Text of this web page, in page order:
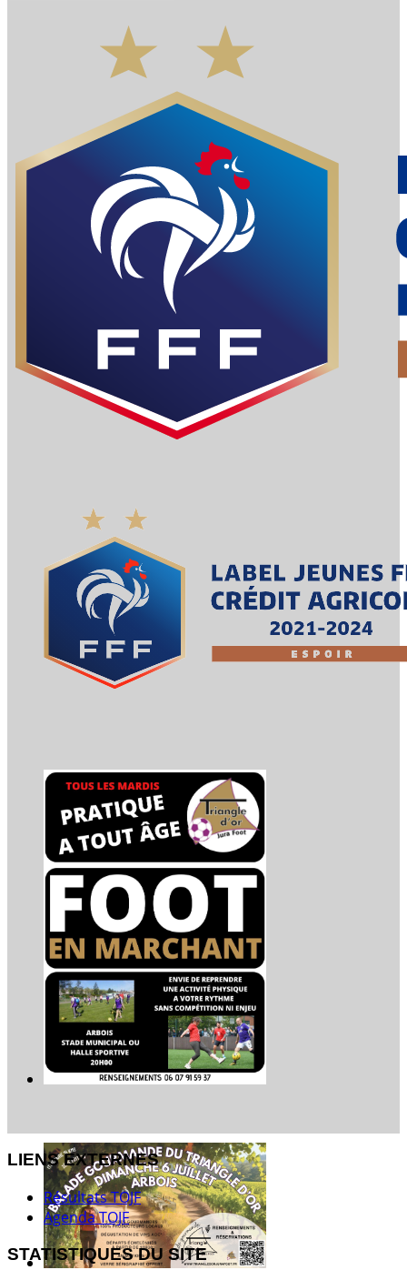
LIENS EXTERNES
Résultats TOJF
Agenda TOJF
STATISTIQUES DU SITE